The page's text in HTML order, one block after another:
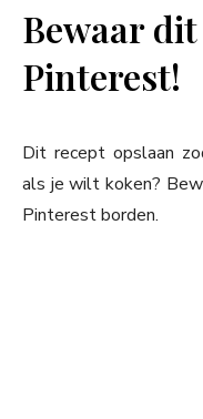
Bewaar
Pinterest!
Dit recept opslaan
als je wilt koken?
Pinterest borden.